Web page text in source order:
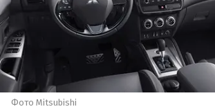
Фото Mitsubishi